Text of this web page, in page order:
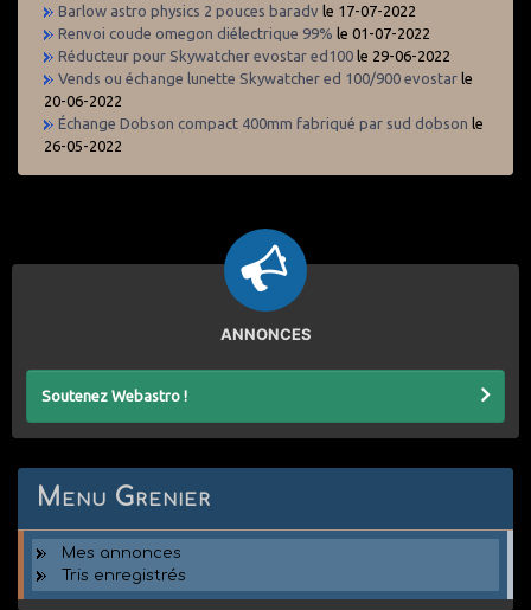
Barlow astro physics 2 pouces baradv le 17-07-2022
Renvoi coude omegon diélectrique 99% le 01-07-2022
Réducteur pour Skywatcher evostar ed100 le 29-06-2022
Vends ou échange lunette Skywatcher ed 100/900 evostar le
20-06-2022
Échange Dobson compact 400mm fabriqué par sud dobson le
26-05-2022
ANNONCES
Soutenez Webastro !
Menu Grenier
Mes annonces
Tris enregistrés